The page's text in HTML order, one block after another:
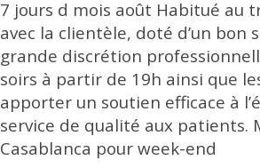
7 jours d mois août Habitué au
avec la clientèle, doté d’un bon
grande discrétion
soirs à partir de 19h ainsi que
apporter un soutien efficace à
service de qualité aux patients.
Casablanca pour week-end